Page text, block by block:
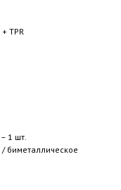
TPR
1 шт.
биметаллическое